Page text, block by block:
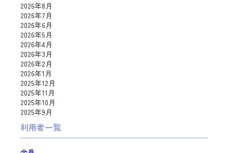
2026年8月
2026年7月
2026年6月
2026年5月
2026年4月
2026年3月
2026年2月
2026年1月
2025年12月
2025年11月
2025年10月
2025年9月
利用者一覧